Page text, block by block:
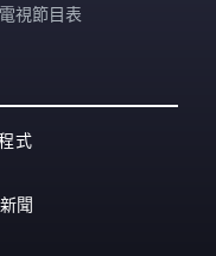
電視節目表
式
聞